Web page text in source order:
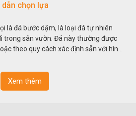
lựa chọn non bộ đẹp
đến là một nghệ thuật xây dựng, sắp
những ngọn núi to lớn ngoài tự nhiên
Hay nói một cách khác, người ta gọi là
non bộ nhằm phục vụ cho mục đích
trong cuộc sống.
Xem thêm